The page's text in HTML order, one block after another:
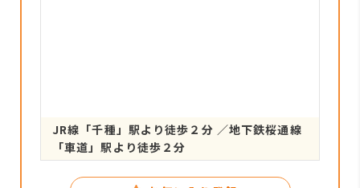
JR線「千種」駅より徒歩２分 ／地下鉄桜通線
「車道」駅より徒歩２分